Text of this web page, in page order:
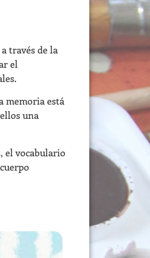
través de la
el
memoria está
una
el vocabulario